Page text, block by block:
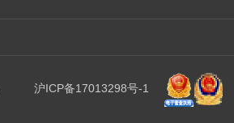
沪ICP备17013298号-1